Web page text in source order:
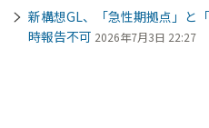
新構想GL、「急性期拠点」と
時報告不可 2026年7月3日 22:27